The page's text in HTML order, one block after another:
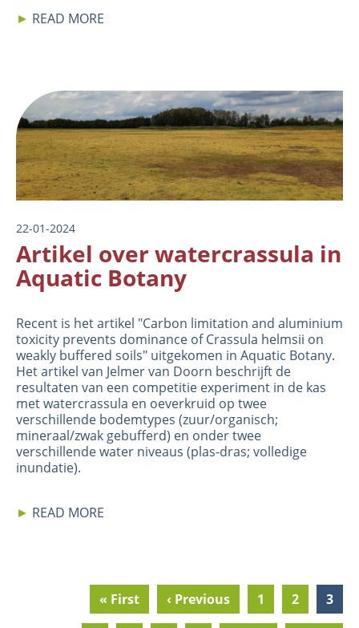
► READ MORE
Image
22-01-2024
Artikel over watercrassula in
Aquatic Botany
Recent is het artikel "Carbon limitation and aluminium
toxicity prevents dominance of Crassula helmsii on
weakly buffered soils" uitgekomen in Aquatic Botany.
Het artikel van Jelmer van Doorn beschrijft de
resultaten van een competitie experiment in de kas
met watercrassula en oeverkruid op twee
verschillende bodemtypes (zuur/organisch;
mineraal/zwak gebufferd) en onder twee
verschillende water niveaus (plas-dras; volledige
inundatie).
► READ MORE
First
page
« First
Previous
page
‹ Previous Page
1 Page
2
page
3